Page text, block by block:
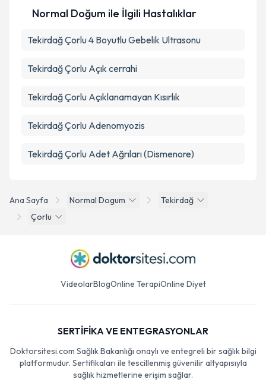
Ana Sayfa Normal Dogum
Tekirdağ
Çorlu
Normal Doğum ile İlgili Hastalıklar
Tekirdağ Çorlu 4 Boyutlu Gebelik Ultrasonu
Tekirdağ Çorlu Açık cerrahi
Tekirdağ Çorlu Açıklanamayan Kısırlık
Tekirdağ Çorlu Adenomyozis
Tekirdağ Çorlu Adet Ağrıları (Dismenore)
VideolarBlogOnline TerapiOnline Diyet
SERTİFİKA VE ENTEGRASYONLAR
Doktorsitesi.com Sağlık Bakanlığı onaylı ve entegreli bir sağlık bilgi
platformudur. Sertifikaları ile tescillenmiş güvenilir altyapısıyla
sağlık hizmetlerine erişim sağlar.